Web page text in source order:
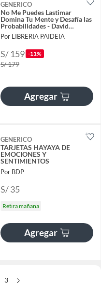
GENERICO
No Me Puedes Lastimar
Domina Tu Mente y Desafía las
Probabilidades - David
Goggins
Por LIBRERIA PAIDEIA
S/ 159 -11%
S/ 179
Agregar
GENERICO
TARJETAS HAYAYA DE
EMOCIONES Y
SENTIMIENTOS
Por BDP
S/ 35
Retira mañana
Agregar
3